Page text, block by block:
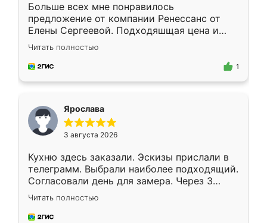
Больше всех мне понравилось
предложение от компании Ренессанс от
Елены Сергеевой. Подходяшщая цена и
короткие сроки изготовления. Приехавший
для замера сотрудник Владислав
предложил по моему эскизу самый
Читать полностью
1
Ярослава
3 августа 2026
Кухню здесь заказали. Эскизы прислали в
телеграмм. Выбрали наиболее подходящий.
Согласовали день для замера. Через 3
недели кухня была уже готова. Остались
довольны работой. Спасибо Ренессанс
мебель за качественную работу!
Читать полностью